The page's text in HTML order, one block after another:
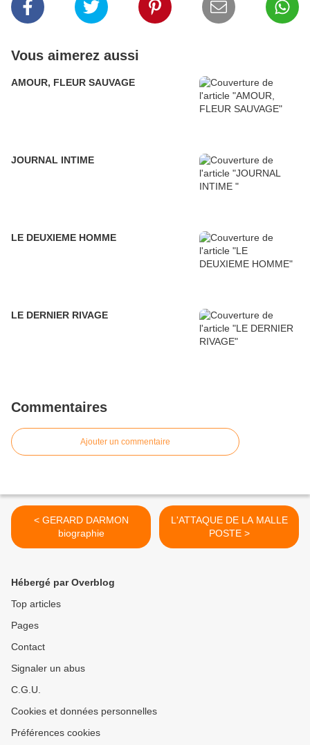
Vous aimerez aussi
AMOUR, FLEUR SAUVAGE
JOURNAL INTIME
LE DEUXIEME HOMME
LE DERNIER RIVAGE
Commentaires
Ajouter un commentaire
< GERARD DARMON
biographie
L'ATTAQUE DE LA MALLE
POSTE >
Hébergé par Overblog
Top articles
Pages
Contact
Signaler un abus
C.G.U.
Cookies et données personnelles
Préférences cookies